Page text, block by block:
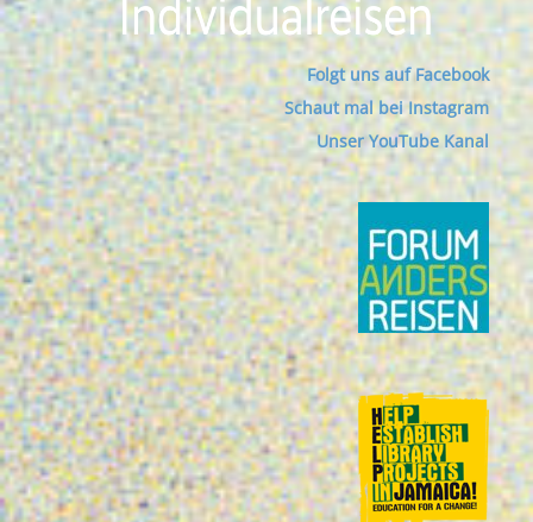
Folgt uns auf Facebook
Schaut mal bei Instagram
Unser YouTube Kanal